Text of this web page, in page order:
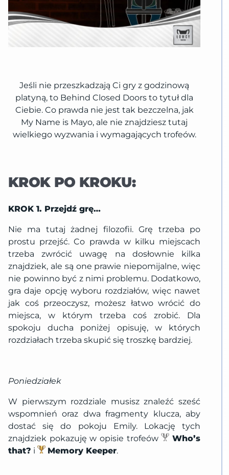
Jeśli nie przeszkadzają Ci gry z godzinową
platyną, to Behind Closed Doors to tytuł dla
Ciebie. Co prawda nie jest tak bezczelna, jak
My Name is Mayo, ale nie znajdziesz tutaj
wielkiego wyzwania i wymagających trofeów.
KROK PO KROKU:
KROK 1. Przejdź grę…
Nie ma tutaj żadnej filozofii. Grę trzeba po
prostu przejść. Co prawda w kilku miejscach
trzeba zwrócić uwagę na dosłownie kilka
znajdziek, ale są one prawie niepomijalne, więc
nie powinno być z nimi problemu. Dodatkowo,
gra daje opcję wyboru rozdziałów, więc nawet
jak coś przeoczysz, możesz łatwo wrócić do
miejsca, w którym trzeba coś zrobić. Dla
spokoju ducha poniżej opisuję, w których
rozdziałach trzeba skupić się troszkę bardziej.
Poniedziałek
W pierwszym rozdziale musisz znaleźć sześć
wspomnień oraz dwa fragmenty klucza, aby
dostać się do pokoju Emily. Lokację tych
znajdziek pokazuję w opisie trofeów
Who’s
that? i Memory Keeper.